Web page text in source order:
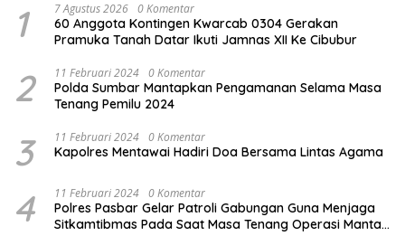
1 7 Agustus 2026 0 Komentar
60 Anggota Kontingen Kwarcab 0304 Gerakan
Pramuka Tanah Datar Ikuti Jamnas XII Ke Cibubur
2 11 Februari 2024 0 Komentar
Polda Sumbar Mantapkan Pengamanan Selama Masa
Tenang Pemilu 2024
3 11 Februari 2024 0 Komentar
Kapolres Mentawai Hadiri Doa Bersama Lintas Agama
4 11 Februari 2024 0 Komentar
Polres Pasbar Gelar Patroli Gabungan Guna Menjaga
Sitkamtibmas Pada Saat Masa Tenang Operasi Mantap